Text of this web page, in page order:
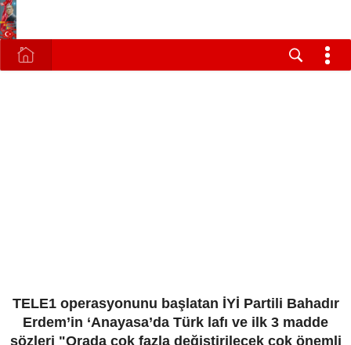
TELE1 operasyonunu başlatan İYİ Partili Bahadır
Erdem’in ‘Anayasa’da Türk lafı ve ilk 3 madde
sözleri "Orada çok fazla değiştirilecek çok önemli